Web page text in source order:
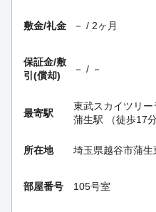
敷金/礼金 － / 2ヶ月
保証金/敷
引(償却)
－ / －
最寄駅
東武スカイツリ
蒲生駅 （徒歩17分
所在地 埼玉県越谷市蒲生
部屋番号 105号室